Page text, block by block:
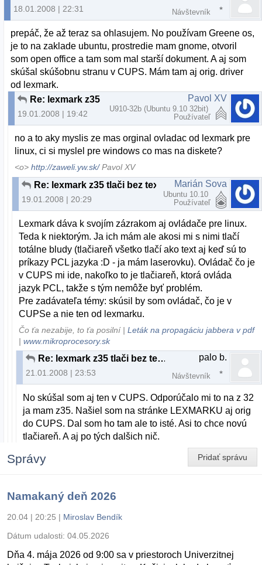
18.01.2008 | 22:31 Návštevník
prepáč, že až teraz sa ohlasujem. No používam Greene os,
je to na zaklade ubuntu, prostredie mam gnome, otvoril
som open office a tam som mal starší dokument. A aj som
skúšal skúšobnu stranu v CUPS. Mám tam aj orig. driver
od lexmark.
Re: lexmark z35 tlači bez textu
19.01.2008 | 19:42
Pavol XV
U910-32b (Ubuntu 9.10 32bit)
Používateľ
no a to aky myslis ze mas orginal ovladac od lexmark pre
linux, ci si myslel pre windows co mas na diskete?
<o>http://zaweli.yw.sk/Pavol XV
Re: lexmark z35 tlači bez textu
19.01.2008 | 20:29
Marián Sova
Ubuntu 10.10
Používateľ
Lexmark dáva k svojím zázrakom aj ovládače pre linux.
Teda k niektorým. Ja ich mám ale akosi mi s nimi tlačí
totálne bludy (tlačiareň všetko tlačí ako text aj keď sú to
príkazy PCL jazyka :D - ja mám laserovku). Ovládač čo je
v CUPS mi ide, nakoľko to je tlačiareň, ktorá ovláda
jazyk PCL, takže s tým nemôže byť problém.
Pre zadávateľa témy: skúsil by som ovládač, čo je v
CUPSe a nie ten od lexmarku.
Čo ťa nezabije, to ťa posilní |Leták na propagáciu jabbera v pdf
|www.mikroprocesory.sk
Re: lexmark z35 tlači bez textu
21.01.2008 | 23:53
palo b.
Návštevník
No skúšal som aj ten v CUPS. Odporúčalo mi to na z 32
ja mam z35. Našiel som na stránke LEXMARKU aj orig
do CUPS. Dal som ho tam ale to isté. Asi to chce novú
tlačiareň. A aj po tých dalšich nič.
Pridať správu
Správy
Namakaný deň 2026
20.04 | 20:25 | Miroslav Bendík
Dátum udalosti: 04.05.2026
Dňa 4. mája 2026 od 9:00 sa v priestoroch Univerzitnej